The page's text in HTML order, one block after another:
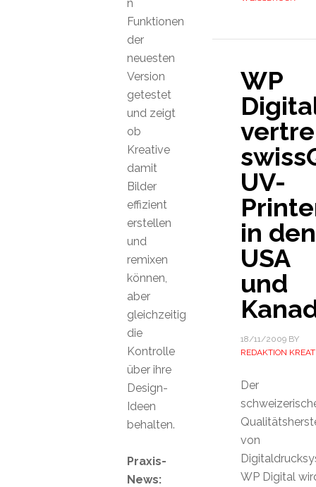
WP
UV-
in den
USA
und
18/11/2009BY
REDAKTION
Der
von
WP Digital
n
Funktionen
der
neuesten
Version
getestet
und zeigt
ob
Kreative
damit
Bilder
effizient
erstellen
und
remixen
können,
aber
gleichzeitig
die
Kontrolle
über ihre
Design-
Ideen
behalten.
Praxis-
News: